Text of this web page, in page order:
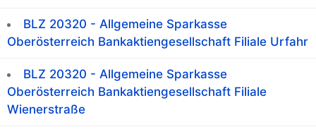
BLZ 20320 - Allgemeine Sparkasse
Oberösterreich Bankaktiengesellschaft Filiale Urfahr
BLZ 20320 - Allgemeine Sparkasse
Oberösterreich Bankaktiengesellschaft Filiale
Wienerstraße